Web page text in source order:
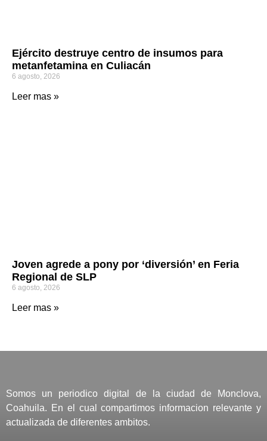
Ejército destruye centro de insumos para
metanfetamina en Culiacán
6 agosto, 2026
Leer mas »
Joven agrede a pony por ‘diversión’ en Feria
Regional de SLP
6 agosto, 2026
Leer mas »
Somos un periodico digital de la ciudad de Monclova,
Coahuila. En el cual compartimos informacion relevante y
actualizada de diferentes ambitos.